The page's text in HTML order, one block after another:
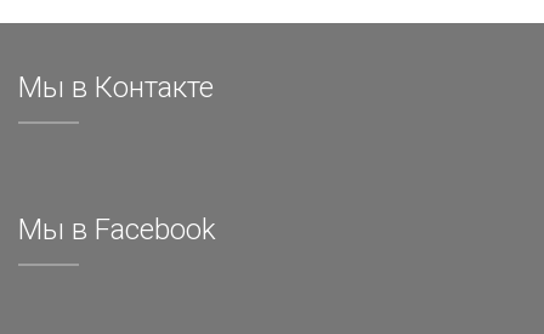
Мы в Контакте
Мы в Facebook